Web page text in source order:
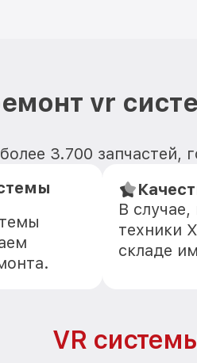
vr
3.700 запчастей,
В
техники
складе
VR